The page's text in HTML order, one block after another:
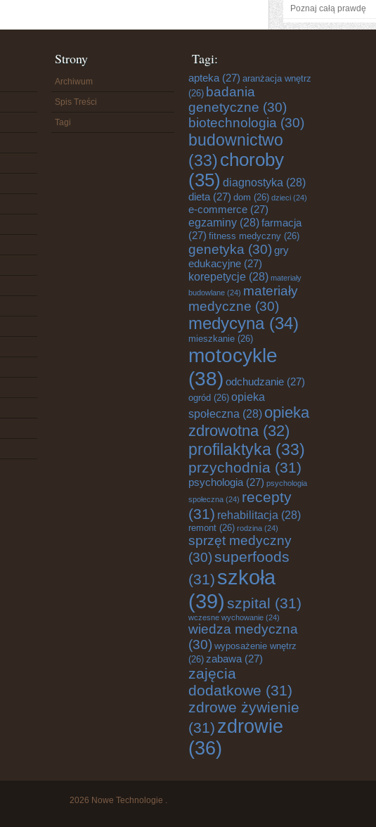
Poznaj całą prawdę
Strony
Archiwum
Spis Treści
Tagi
Tagi:
apteka (27) aranżacja wnętrz
(26) badania
genetyczne (30)
biotechnologia (30)
budownictwo
(33)choroby
(35) diagnostyka (28)
dieta (27) dom (26) dzieci (24)
e-commerce (27)
egzaminy (28)farmacja
(27) fitness medyczny (26)
genetyka (30) gry
edukacyjne (27)
korepetycje (28) materiały
budowlane (24) materiały
medyczne (30)
medycyna(34)
mieszkanie (26)
motocykle
(38) odchudzanie (27)
ogród (26) opieka
społeczna (28) opieka
zdrowotna(32)
profilaktyka (33)
przychodnia (31)
psychologia (27) psychologia
społeczna (24) recepty
(31) rehabilitacja (28)
remont (26) rodzina (24)
sprzęt medyczny
(30)superfoods
(31) szkoła
(39) szpital (31)
wczesne wychowanie (24)
wiedza medyczna
(30) wyposażenie wnętrz
(26) zabawa (27)
zajęcia
dodatkowe (31)
zdrowe żywienie
(31) zdrowie
(36)
2026 Nowe Technologie .